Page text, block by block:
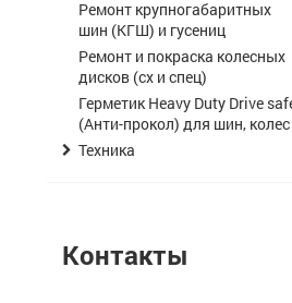
Ремонт крупногабаритных
шин (КГШ) и гусениц
Ремонт и покраска колесных
дисков (сх и спец)
Герметик Heavy Duty Drive
(Анти-прокол) для шин, колес
Техника
Контакты